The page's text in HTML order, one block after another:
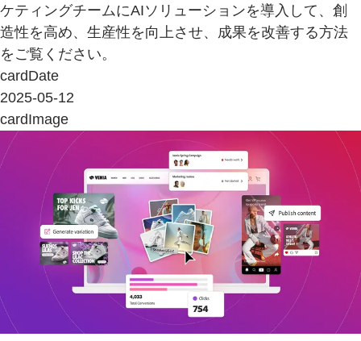
ケティングチームにAIソリューションを導入して、創
造性を高め、生産性を向上させ、成果を改善する方法
をご覧ください。
cardDate
2025-05-12
cardImage